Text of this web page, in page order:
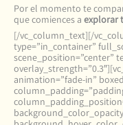
Por el momento te
que comiences a explorar
[/vc_column_text][/
type=”in_container”
scene_position=”center”
animation=”fade-in”